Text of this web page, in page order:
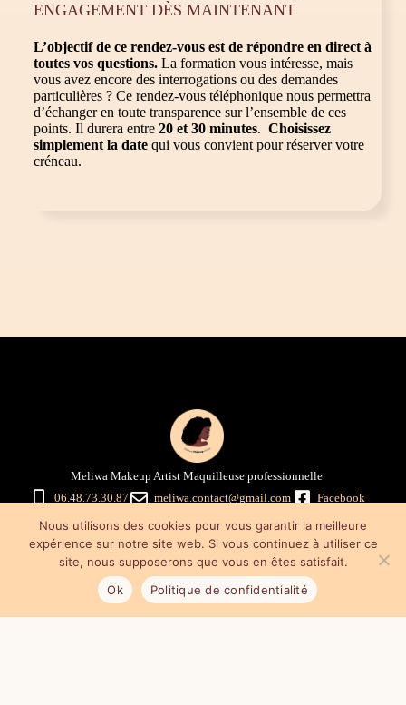
ENGAGEMENT DÈS MAINTENANT
L’objectif de ce rendez-vous est de répondre en direct à
toutes vos questions. La formation vous intéresse, mais
vous avez encore des interrogations ou des demandes
particulières ? Ce rendez-vous téléphonique nous permettra
d’échanger en toute transparence sur l’ensemble de ces
points. Il durera entre 20 et 30 minutes. Choisissez
simplement la datequi vous convient pour réserver votre
créneau.
Meliwa Makeup Artist Maquilleuse professionnelle
06.48.73.30.87
meliwa.contact@gmail.com
Facebook
Politique de confidentialité –
Conditions générales
de vente
Mes astuces maquillage & promo
Nous utilisons des cookies pour vous garantir la meilleure
expérience sur notre site web. Si vous continuez à utiliser ce
site, nous supposerons que vous en êtes satisfait.
Ok
Politique de confidentialité